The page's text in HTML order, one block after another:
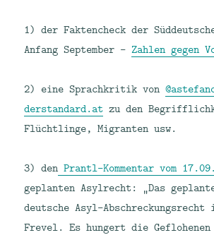
1) der Faktencheck der
Anfang September –Zahlen gegen
2) eine Sprachkritik von
derstandard.at zu den
Flüchtlinge, Migranten usw.
3) den Prantl-Kommentar vom
geplanten Asylrecht: „Das
deutsche Asyl-
Frevel. Es hungert die Geflohenen